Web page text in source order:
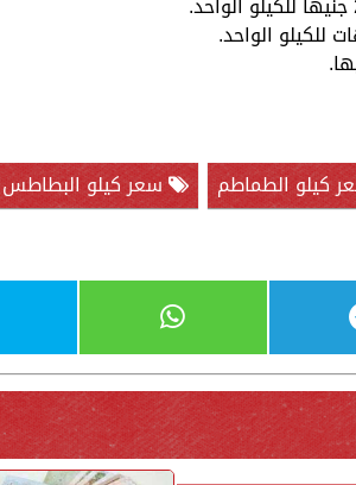
كيلو الطماطم سعر كيلو البطاطس